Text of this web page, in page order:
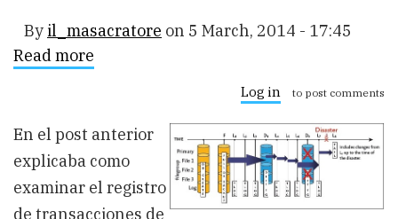
Byil_masacratore on 5 March, 2014 - 17:45
Read more
cuándo
han
borrado
datos
Log in to post comments
En el post anterior
explicaba como
examinar el registro
de transacciones de